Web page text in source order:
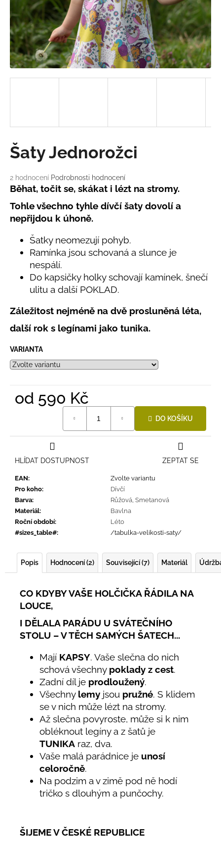
Průměrné
hodnocení
je
z
hvězdiček.
2 hodnocení Podrobnosti hodnocení
Šaty Jednorožci
Běhat, točit se, skákat i lézt na stromy.
Tohle všechno tyhle dívčí šaty dovolí a
nepřijdou k úhoně.
Šatky neomezují pohyb.
Ramínka jsou schovaná a slunce je
nespálí.
Do kapsičky holky schovají kamínek, šnečí
ulitu a další POKLAD.
Záležitost nejméně na dvě prosluněná léta,
další rok s legínami jako tunika.
VARIANTA
od 590 Kč
DO KOŠÍKU
EAN:
Zvolte variantu
Pro koho:
Dívčí
Barva: Růžová, Smetanová
Materiál:
Bavlna
Roční období:
Léto
#sizes_table#: /tabulka-velikosti-saty/
ZEPTAT SE
HLÍDAT DOSTUPNOST
Popis Hodnocení (2) Související (7) Materiál
CO KDYBY VAŠE HOLČIČKA ŘÁDILA NA
LOUCE,
I DĚLALA PARÁDU U SVÁTEČNÍHO
STOLU – V TĚCH SAMÝCH ŠATECH...
Mají KAPSY. Vaše slečna do nich
schová všechny poklady z cest.
Zadní díl je prodloužený.
Všechny lemy jsou pružné. S klidem
se v nich může lézt na stromy.
Až slečna povyroste, může si k nim
obléknout legíny a z šatů je
TUNIKA raz, dva.
Vaše malá parádnice je unosí
celoročně.
Na podzim a v zimě pod ně hodí
tričko s dlouhým a punčochy.
ŠIJEME V ČESKÉ REPUBLICE
a
j
í
t
?
D
p
o
r
u
č
LETNÍ
RYCHLESCHNOUCÍ
KALHOTY
ŽLUTÉ
695
Kč